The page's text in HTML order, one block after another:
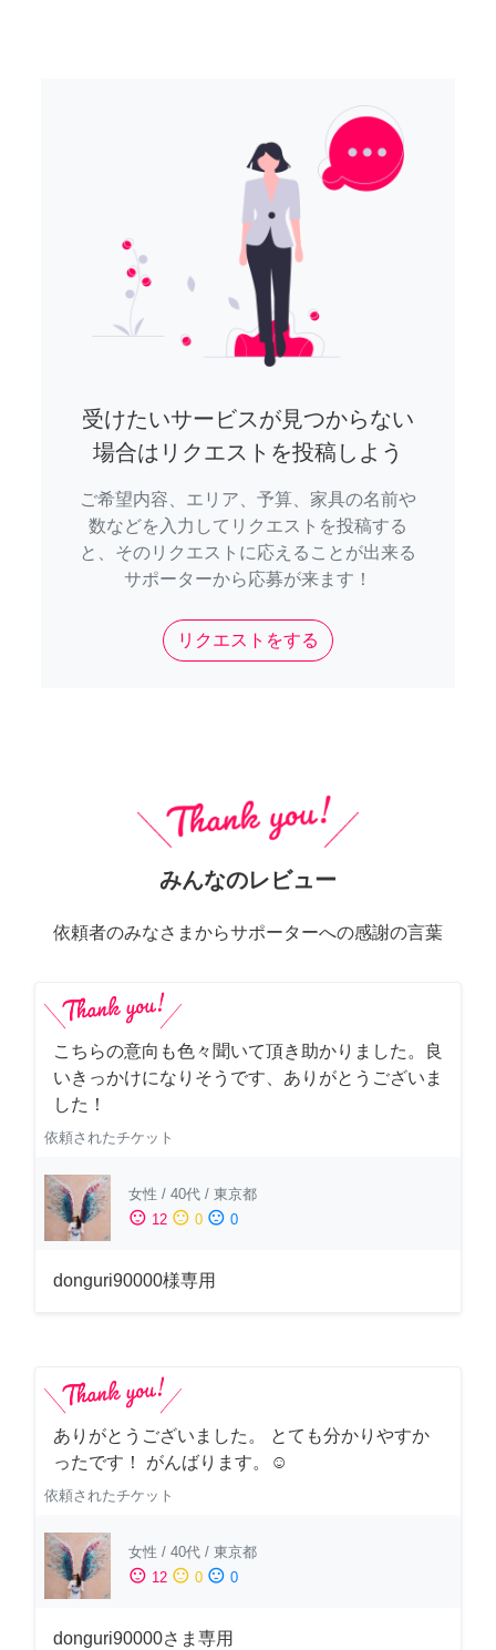
受けたいサービスが見つからない
場合はリクエストを投稿しよう
ご希望内容、エリア、予算、家具の名前や
数などを入力してリクエストを投稿する
と、そのリクエストに応えることが出来る
サポーターから応募が来ます！
リクエストをする
みんなのレビュー
依頼者のみなさまからサポーターへの感謝の言葉
こちらの意向も色々聞いて頂き助かりました。良
いきっかけになりそうです、ありがとうございま
した！
依頼されたチケット
女性 / 40代 / 東京都
sentiment_satisfied 12 sentiment_neutral 0 sentiment_dissatisfied 0
donguri90000様専用
ありがとうございました。 とても分かりやすか
ったです！ がんばります。☺️
依頼されたチケット
女性 / 40代 / 東京都
sentiment_satisfied 12 sentiment_neutral 0 sentiment_dissatisfied 0
donguri90000さま専用